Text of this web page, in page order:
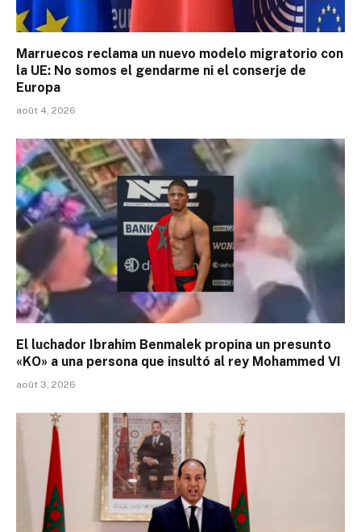
Marruecos reclama un nuevo modelo migratorio con
la UE: No somos el gendarme ni el conserje de
Europa
août 4, 2026
El luchador Ibrahim Benmalek propina un presunto
«KO» a una persona que insultó al rey Mohammed VI
août 3, 2026